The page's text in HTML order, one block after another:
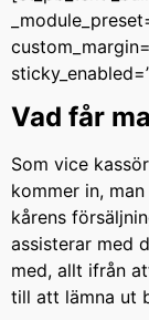
Vad får
Som vice
kommer in,
kårens
assisterar med
med, allt ifrån
till att lämna ut